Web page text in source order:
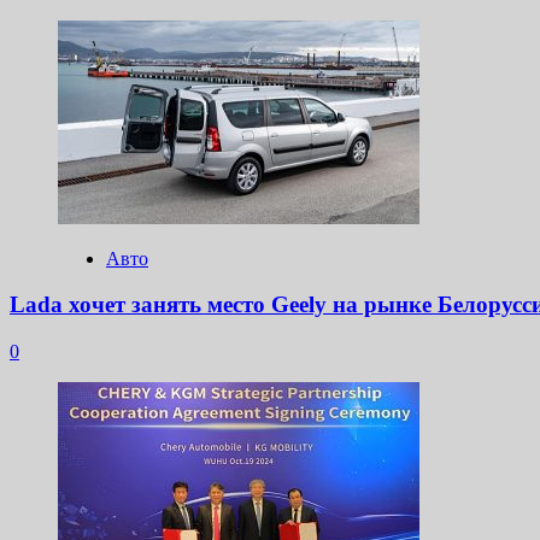
Авто
Lada хочет занять место Geely на рынке
0